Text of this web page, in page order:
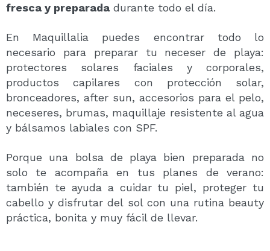
fresca y preparada durante todo el día.
En Maquillalia puedes encontrar todo lo
necesario para preparar tu neceser de playa:
protectores solares faciales y corporales,
productos capilares con protección solar,
bronceadores, after sun, accesorios para el pelo,
neceseres, brumas, maquillaje resistente al agua
y bálsamos labiales con SPF.
Porque una bolsa de playa bien preparada no
solo te acompaña en tus planes de verano:
también te ayuda a cuidar tu piel, proteger tu
cabello y disfrutar del sol con una rutina beauty
práctica, bonita y muy fácil de llevar.